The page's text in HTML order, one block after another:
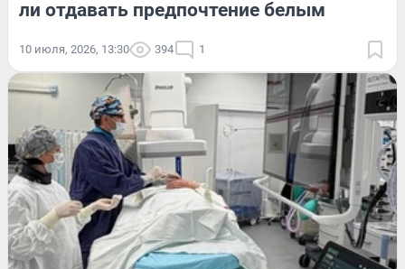
ли отдавать предпочтение белым
10 июля, 2026, 13:30 394 1